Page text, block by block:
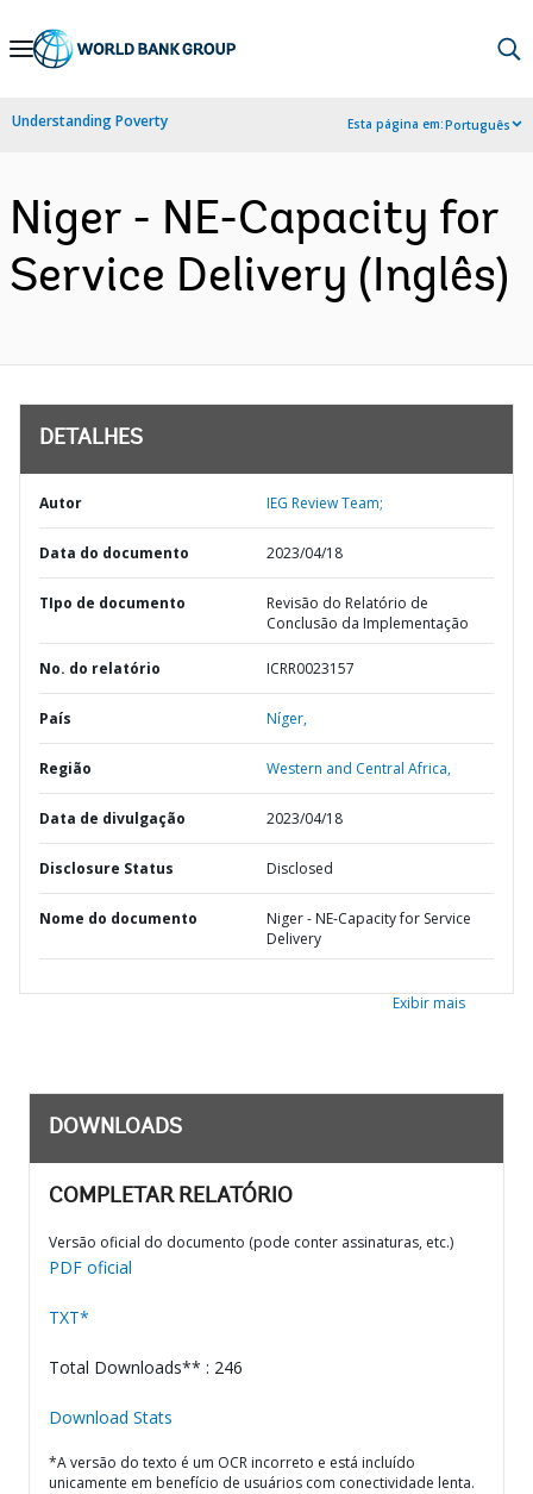
Skip
Navigation
Understanding Poverty Esta página em:Português
Niger - NE-Capacity for
Service Delivery (Inglês)
DETALHES
Autor IEG Review Team;
Data do documento 2023/04/18
TIpo de documento
Revisão do Relatório de
Conclusão da Implementação
No. do relatório ICRR0023157
País Níger,
Região Western and Central Africa,
Data de divulgação 2023/04/18
Disclosure Status Disclosed
Nome do documento
Niger - NE-Capacity for Service
Delivery
Exibir mais
DOWNLOADS
COMPLETAR RELATÓRIO
Versão oficial do documento (pode conter assinaturas, etc.)
PDF oficial
TXT*
Total Downloads** : 246
Download Stats
*A versão do texto é um OCR incorreto e está incluído
unicamente em benefício de usuários com conectividade lenta.